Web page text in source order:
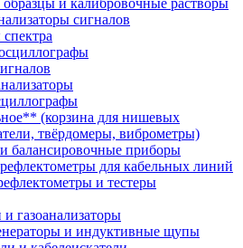
и калибровочные растворы
сигналов
(корзина для нишевых
твёрдомеры, виброметры)
балансировочные приборы
для кабельных линий
и тестеры
и газоанализаторы
и индуктивные щупы